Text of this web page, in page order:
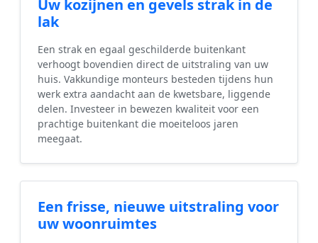
Uw kozijnen en gevels strak in de
lak
Een strak en egaal geschilderde buitenkant
verhoogt bovendien direct de uitstraling van uw
huis. Vakkundige monteurs besteden tijdens hun
werk extra aandacht aan de kwetsbare, liggende
delen. Investeer in bewezen kwaliteit voor een
prachtige buitenkant die moeiteloos jaren
meegaat.
Een frisse, nieuwe uitstraling voor
uw woonruimtes